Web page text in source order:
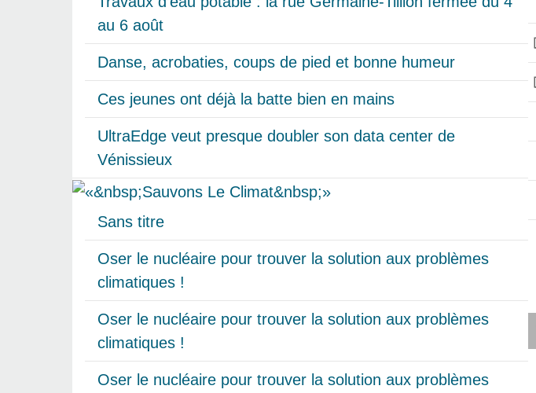
au 6 août
Danse, acrobaties, coups de pied et bonne humeur
Ces jeunes ont déjà la batte bien en mains
UltraEdge veut presque doubler son data center de
Vénissieux
Sans titre
Oser le nucléaire pour trouver la solution aux problèmes
climatiques !
Oser le nucléaire pour trouver la solution aux problèmes
climatiques !
Oser le nucléaire pour trouver la solution aux problèmes